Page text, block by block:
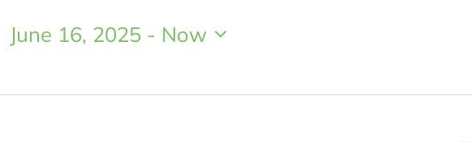
June 16, 2025 - Now